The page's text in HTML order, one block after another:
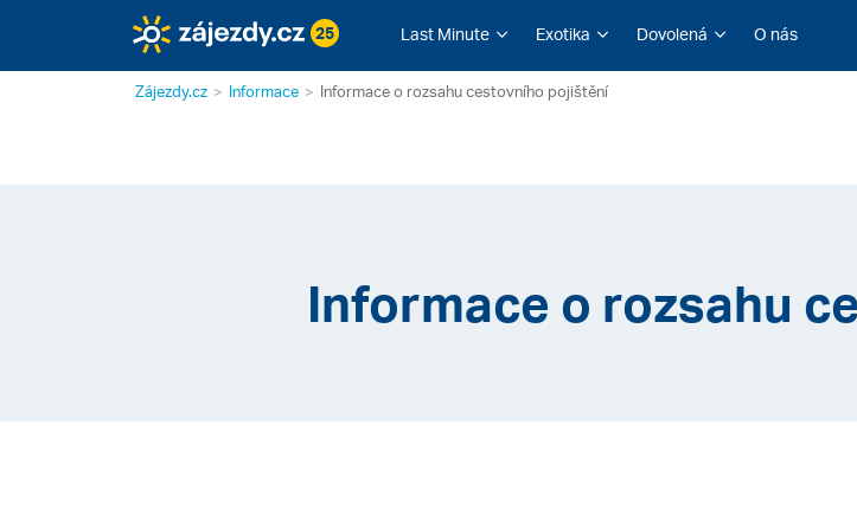
25 Last Minute Exotika Dovolená O nás
Zájezdy.cz Informace Informace o rozsahu cestovního pojištění
Informace o rozsahu